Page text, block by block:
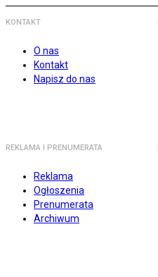
KONTAKT
O nas
Kontakt
Napisz do nas
REKLAMA I PRENUMERATA
Reklama
Ogłoszenia
Prenumerata
Archiwum